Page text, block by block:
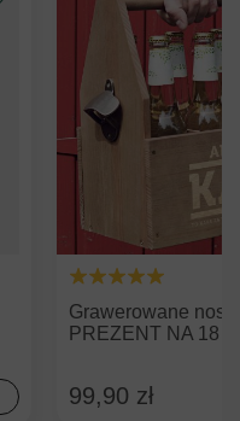
Grawerowane
PREZENT NA 18
99,90 zł